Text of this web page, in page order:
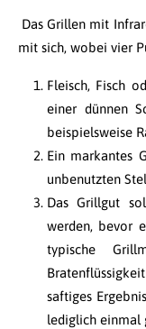
Das Grillen mit
mit sich, wobei vier
Fleisch, Fisch
einer dünnen
beispielsweise
Ein markantes
unbenutzten
Das Grillgut
werden, bevor
typische
saftiges
lediglich einmal